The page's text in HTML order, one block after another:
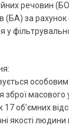
речовин
(БА) за
у
зброї
об’ємних
якості